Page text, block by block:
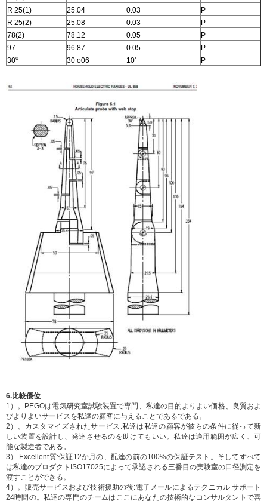
R 25(1)
25.04 0.03
P
R 25(2)
25.08 0.03
P
78(2)
78.12 0.05
P
97
96.87 0.05
P
30o 30 o06 10' P
6.比較優位
1）。PEGOは電気研究室試験装置で専門、私達の目的よりよい価格、良質およ
びよりよいサービスを私達の顧客に与えることであるである。
2）。カスタマイズされたサービス:私達は私達の顧客が彼らの条件に従って新
しい装置を設計し、発達させるのを助けてもいい。私達は適用範囲が広く、可
能な製造者である。
3）.Excellent質:保証12か月の、配達の前の100%の保証テスト。そしてすべて
は私達のプロダクトISO17025によって承認される三番目の実験室の口径測定を
渡すことができる。
4）。販売サービスおよび技術援助の後:電子メールによるテクニカル サポート
24時間の。私達の専門のチームはここにあなたの技術的なコンサルタントで喜